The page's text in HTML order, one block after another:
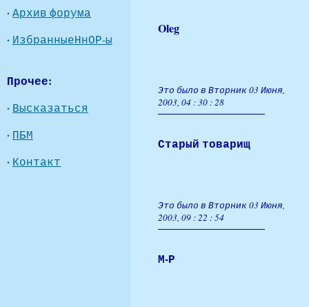
·Архив форума
· ИзбранныеНнОР-ы
Прочее:
· Высказаться
· ПБМ
· Контакт
Oleg
Это было в Вторник 03 Июня,
2003, 04 : 30 : 28
Старый товарищ
Это было в Вторник 03 Июня,
2003, 09 : 22 : 54
М-Р